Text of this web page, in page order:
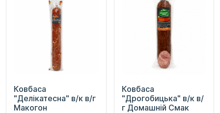
Ковбаса
"Делікатесна" в/к в/г
Макогон
Ковбаса
"Дрогобицька" в/к в/
г Домашній Смак